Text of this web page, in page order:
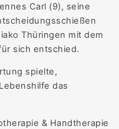
Carl (9), seine
Thüringen mit dem
sich entschied.
spielte,
das
& Handtherapie